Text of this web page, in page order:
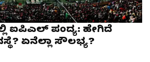
ಐಪಿಎಲ್‌ ಪಂದ್ಯ: ಹೇಗಿದೆ
ಏನೆಲ್ಲಾ ಸೌಲಭ್ಯ?